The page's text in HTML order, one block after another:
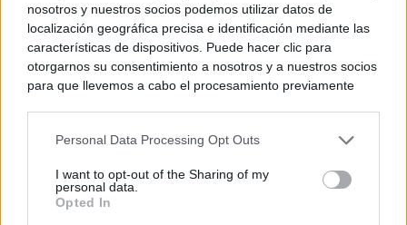
nosotros y nuestros socios podemos utilizar datos de
localización geográfica precisa e identificación mediante las
características de dispositivos. Puede hacer clic para
otorgarnos su consentimiento a nosotros y a nuestros socios
para que llevemos a cabo el procesamiento previamente
negar su consentimiento. Tenga en cuenta que algún
de su consentimiento, pero usted tiene el derecho de
rechazar tal procesamiento. Sus preferencias se aplicarán
Personal Data Processing Opt Outs
I want to opt-out of the Sharing of my
personal data.
Opted In